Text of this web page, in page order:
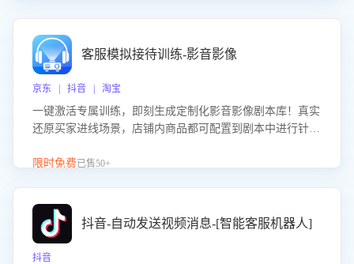
客服模拟接待训练-影音影像
京东 | 抖音 | 淘宝
一键激活专属训练，即刻生成定制化影音影像剧本库！真实
还原买家进线场景，店铺内商品都可配置到剧本中进行针对
击 “立即开通”，快速获取影音影像类目剧本，一键开启客服
限时免费已售50+
抖音-自动发送视频消息-[智能客服机器人]
抖音